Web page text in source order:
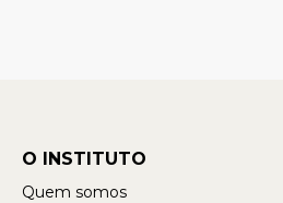
O INSTITUTO
Quem somos